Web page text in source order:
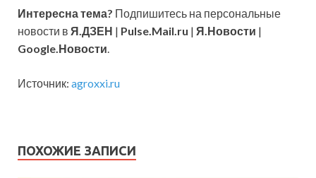
Интересна тема? Подпишитесь на персональные
новости в Я.ДЗЕН | Pulse.Mail.ru | Я.Новости |
Google.Новости.
Источник: agroxxi.ru
ПОХОЖИЕ ЗАПИСИ